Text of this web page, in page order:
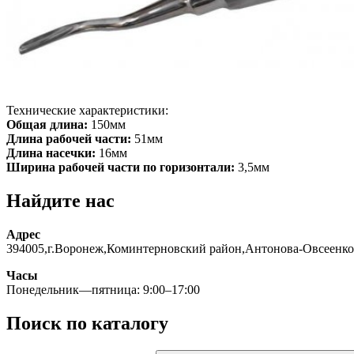
Технические характеристики:
Общая длина: 150мм
Длина рабочей части: 51мм
Длина насечки: 16мм
Ширина рабочей части по горизонтали: 3,5мм
Найдите нас
Адрес
394005,г.Воронеж,Коминтерновский район,Антонова-
Часы
Понедельник—пятница: 9:00–17:00
Поиск по каталогу